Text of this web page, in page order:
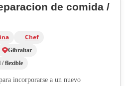
de comida /
Chef
Gibraltar
/ flexible
incorporarse a un nuevo